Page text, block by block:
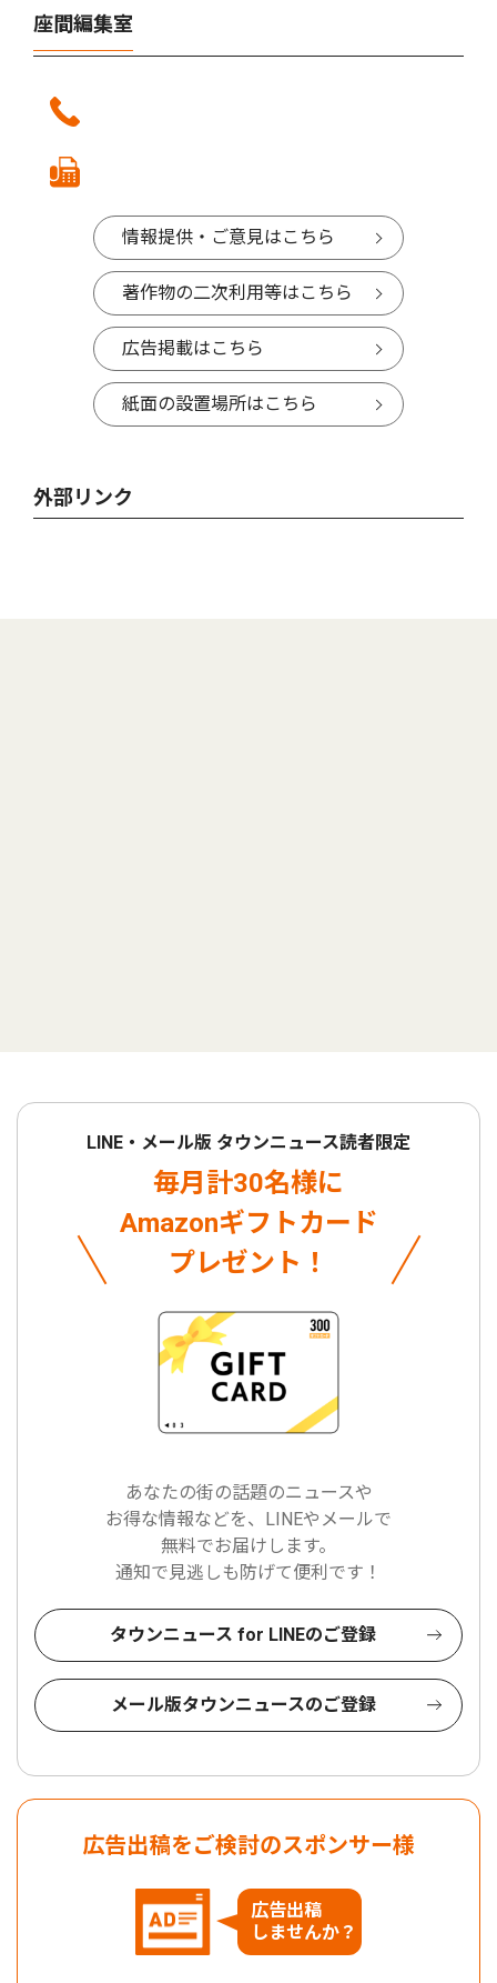
座間編集室
情報提供・ご意見はこちら
著作物の二次利用等はこちら
広告掲載はこちら
紙面の設置場所はこちら
外部リンク
LINE・メール版 タウンニュース読者限定
毎月計30名様に
Amazonギフトカード
プレゼント！
あなたの街の話題のニュースや
お得な情報などを、LINEやメールで
無料でお届けします。
通知で見逃しも防げて便利です！
タウンニュース for LINEのご登録
メール版タウンニュースのご登録
広告出稿をご検討のスポンサー様
広告出稿
しませんか？